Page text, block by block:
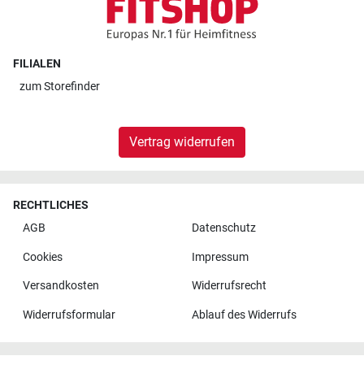
FILIALEN
zumStorefinder
Vertrag widerrufen
RECHTLICHES
AGB
Datenschutz
Cookies Impressum
Versandkosten Widerrufsrecht
Widerrufsformular Ablauf des Widerrufs